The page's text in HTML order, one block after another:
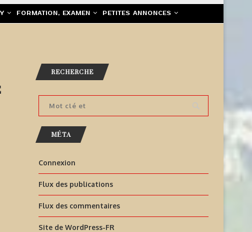
FORMATION, EXAMEN PETITES ANNONCES
RECHERCHE
MÉTA
Connexion
Flux des publications
Flux des commentaires
Site de WordPress-FR